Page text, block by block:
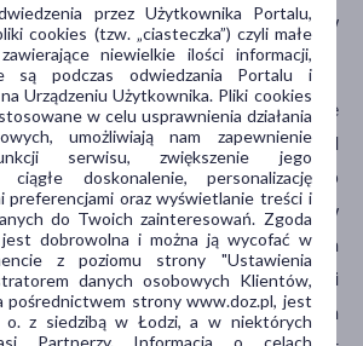
przyczyniając się do wzrostu guzów
wcześniejsze badania analizujące
linie komórkowe brały pod
indywidualne działanie glukozy lub
nie odzwierciedla zwyczajów
ludzi, ponieważ w zasadzie nie ma
tylko jedną z tych substancji
i fruktoza zazwyczaj występują razem
przez Użytkownika Portalu,
cookies (tzw. „ciasteczka”) czyli małe
niewielkie ilości informacji,
są podczas odwiedzania Portalu i
Urządzeniu Użytkownika. Pliki cookies
w celu usprawnienia działania
umożliwiają nam zapewnienie
serwisu, zwiększenie jego
ciągłe doskonalenie, personalizację
preferencjami oraz wyświetlanie treści i
do Twoich zainteresowań. Zgoda
dobrowolna i można ją wycofać w
z poziomu strony "Ustawienia
danych osobowych Klientów,
pośrednictwem strony www.doz.pl, jest
o. z siedzibą w Łodzi, a w niektórych
Partnerzy. Informacja o celach